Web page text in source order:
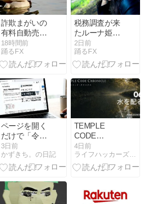
詐欺まがいの
有料自動売買
ツールに興味
があるんじゃ
ー｜クソザコ
18時間前
踊るFX
税務調査が来
たルーナ姫の
話｜社会のし
くみ｜姫森ル
ーナ
2日前
踊るFX
ページを開く
だけで「令和
◯年（和
暦）」が西暦
に化ける
能「和暦→西
暦変換器」を
3日前
かずきち。の日記
TEMPLE
CODE
CHRONICLE
覚醒編 06｜水
を配る手
4日前
ライフハッカーズのけんたろうブログ